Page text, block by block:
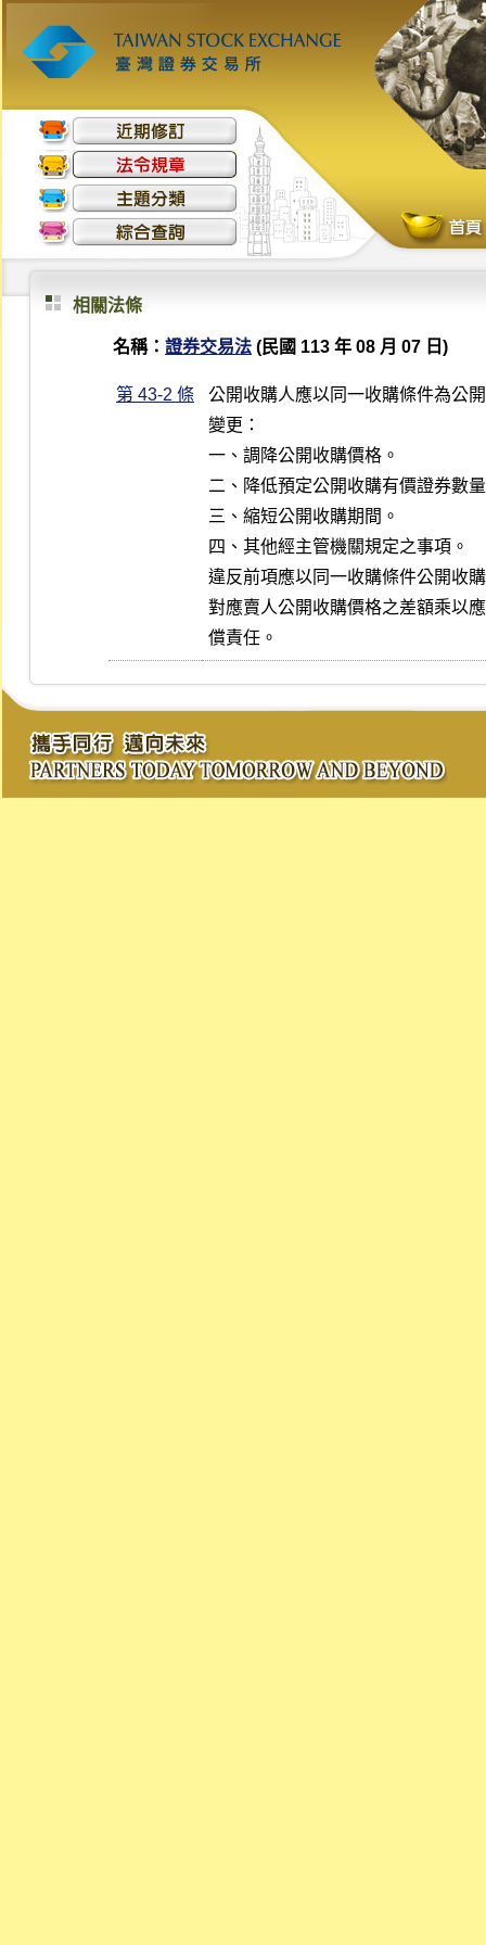
相關法條
名稱： 證券交易法 (民國 113 年 08 月 07 日)
第 43-2 條
公開收購人應以同一收購條件為公
變更：
一、調降公開收購價格。
二、降低預定公開收購有價證券數
三、縮短公開收購期間。
四、其他經主管機關規定之事項。
違反前項應以同一收購條件公開收
對應賣人公開收購價格之差額乘以
償責任。